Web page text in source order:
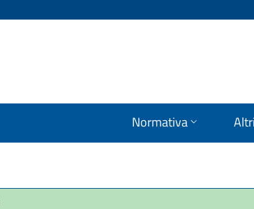
Normativa